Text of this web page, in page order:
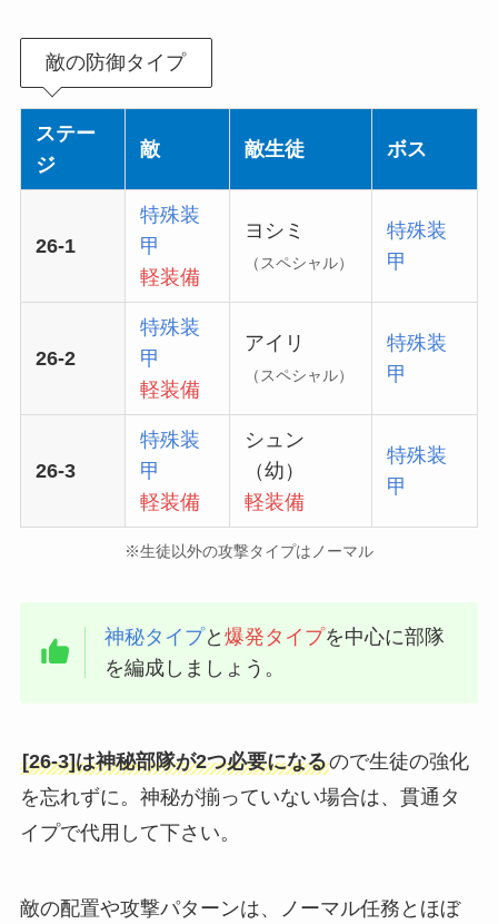
敵の防御タイプ
ステー
ジ
敵 敵生徒 ボス
26-1
特殊装
甲
軽装備
ヨシミ
（スペシャル）
特殊装
甲
26-2
特殊装
甲
軽装備
アイリ
（スペシャル）
特殊装
甲
26-3
特殊装
甲
軽装備
シュン
（幼）
軽装備
特殊装
甲
※生徒以外の攻撃タイプはノーマル
神秘タイプと爆発タイプを中心に部隊
を編成しましょう。
[26-3]は神秘部隊が2つ必要になるので生徒の強化
を忘れずに。神秘が揃っていない場合は、貫通タ
イプで代用して下さい。
敵の配置や攻撃パターンは、ノーマル任務とほぼ